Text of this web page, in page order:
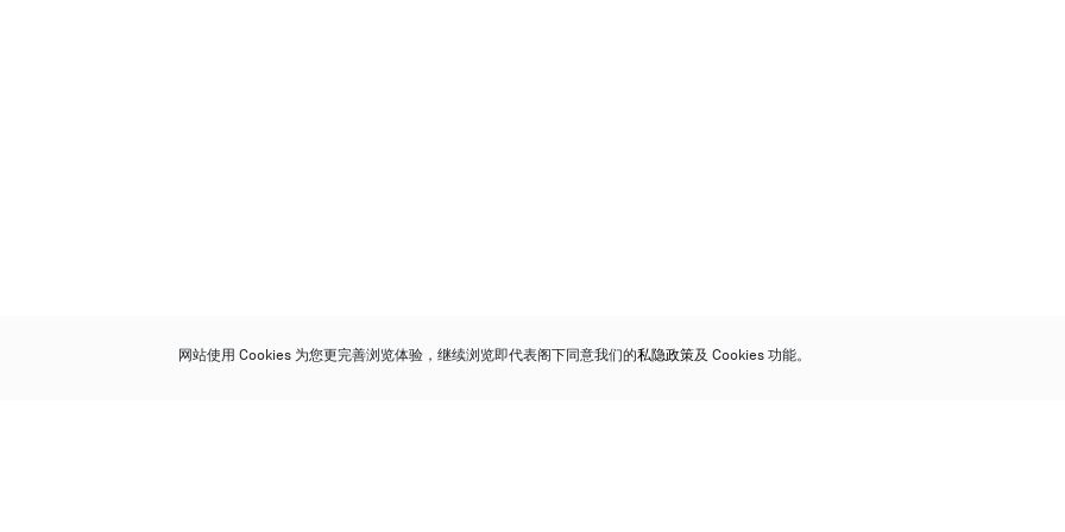
网站使用 Cookies 为您更完善浏览体验，继续浏览即代表阁下同意我们的私隐政策及 Cookies 功能。